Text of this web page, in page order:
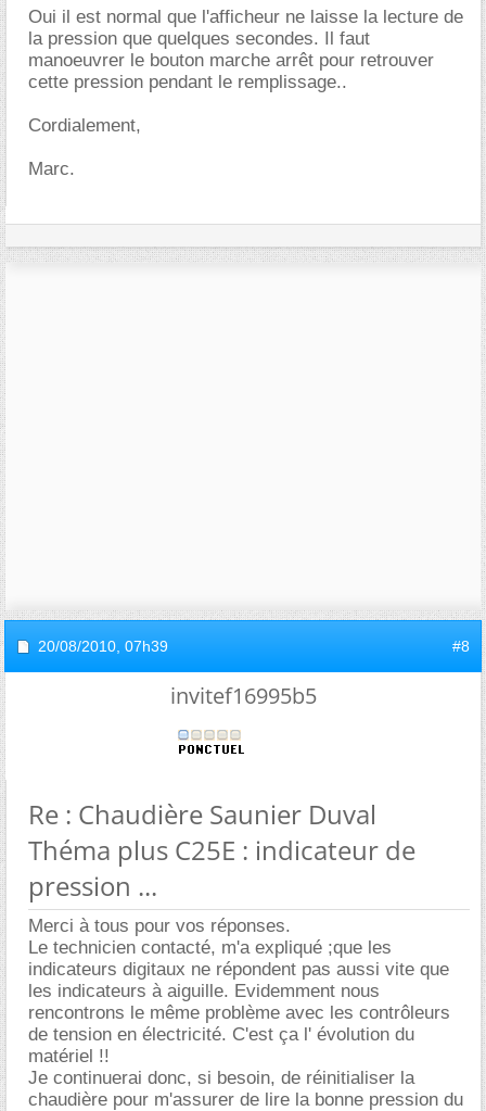
Oui il est normal que l'afficheur ne laisse la lecture de
la pression que quelques secondes. Il faut
manoeuvrer le bouton marche arrêt pour retrouver
cette pression pendant le remplissage..
Cordialement,
Marc.
20/08/2010, 07h39 #8
invitef16995b5
Re : Chaudière Saunier Duval
Théma plus C25E : indicateur de
pression ...
Merci à tous pour vos réponses.
Le technicien contacté, m'a expliqué ;que les
indicateurs digitaux ne répondent pas aussi vite que
les indicateurs à aiguille. Evidemment nous
rencontrons le même problème avec les contrôleurs
de tension en électricité. C'est ça l' évolution du
matériel !!
Je continuerai donc, si besoin, de réinitialiser la
chaudière pour m'assurer de lire la bonne pression du